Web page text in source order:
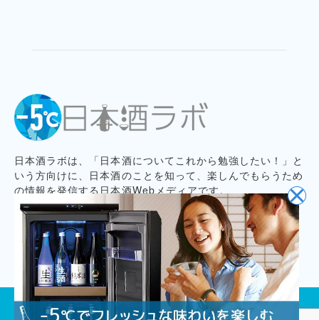
日本酒ラボは、「日本酒についてこれから勉強したい！」と
いう方向けに、日本酒のことを知って、楽しんでもらうため
の情報を発信する日本酒Webメディアです。
プライバシーポリシー
記事コンテンツ制作ポリシー